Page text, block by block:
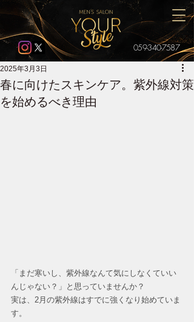
059-340-7587
春に向けたスキンケア。紫外線対策
を始めるべき理由
2025年3月3日
「まだ寒いし、紫外線なんて気にしなくていい
んじゃない？」と思っていませんか？
実は、2月の紫外線はすでに強くなり始めていま
す。